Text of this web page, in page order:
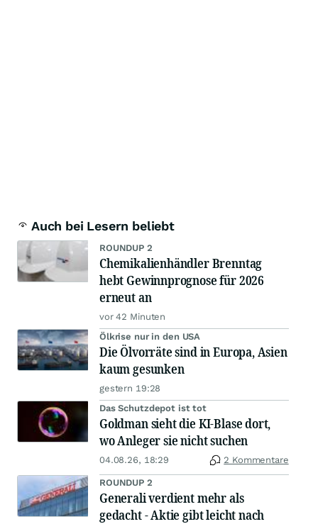
Auch bei Lesern beliebt
ROUNDUP 2
Chemikalienhändler Brenntag
hebt Gewinnprognose für 2026
erneut an
vor 42 Minuten
Ölkrise nur in den USA
Die Ölvorräte sind in Europa, Asien
kaum gesunken
gestern 19:28
Das Schutzdepot ist tot
Goldman sieht die KI-Blase dort,
wo Anleger sie nicht suchen
04.08.26, 18:29 2 Kommentare
ROUNDUP 2
Generali verdient mehr als
gedacht - Aktie gibt leicht nach